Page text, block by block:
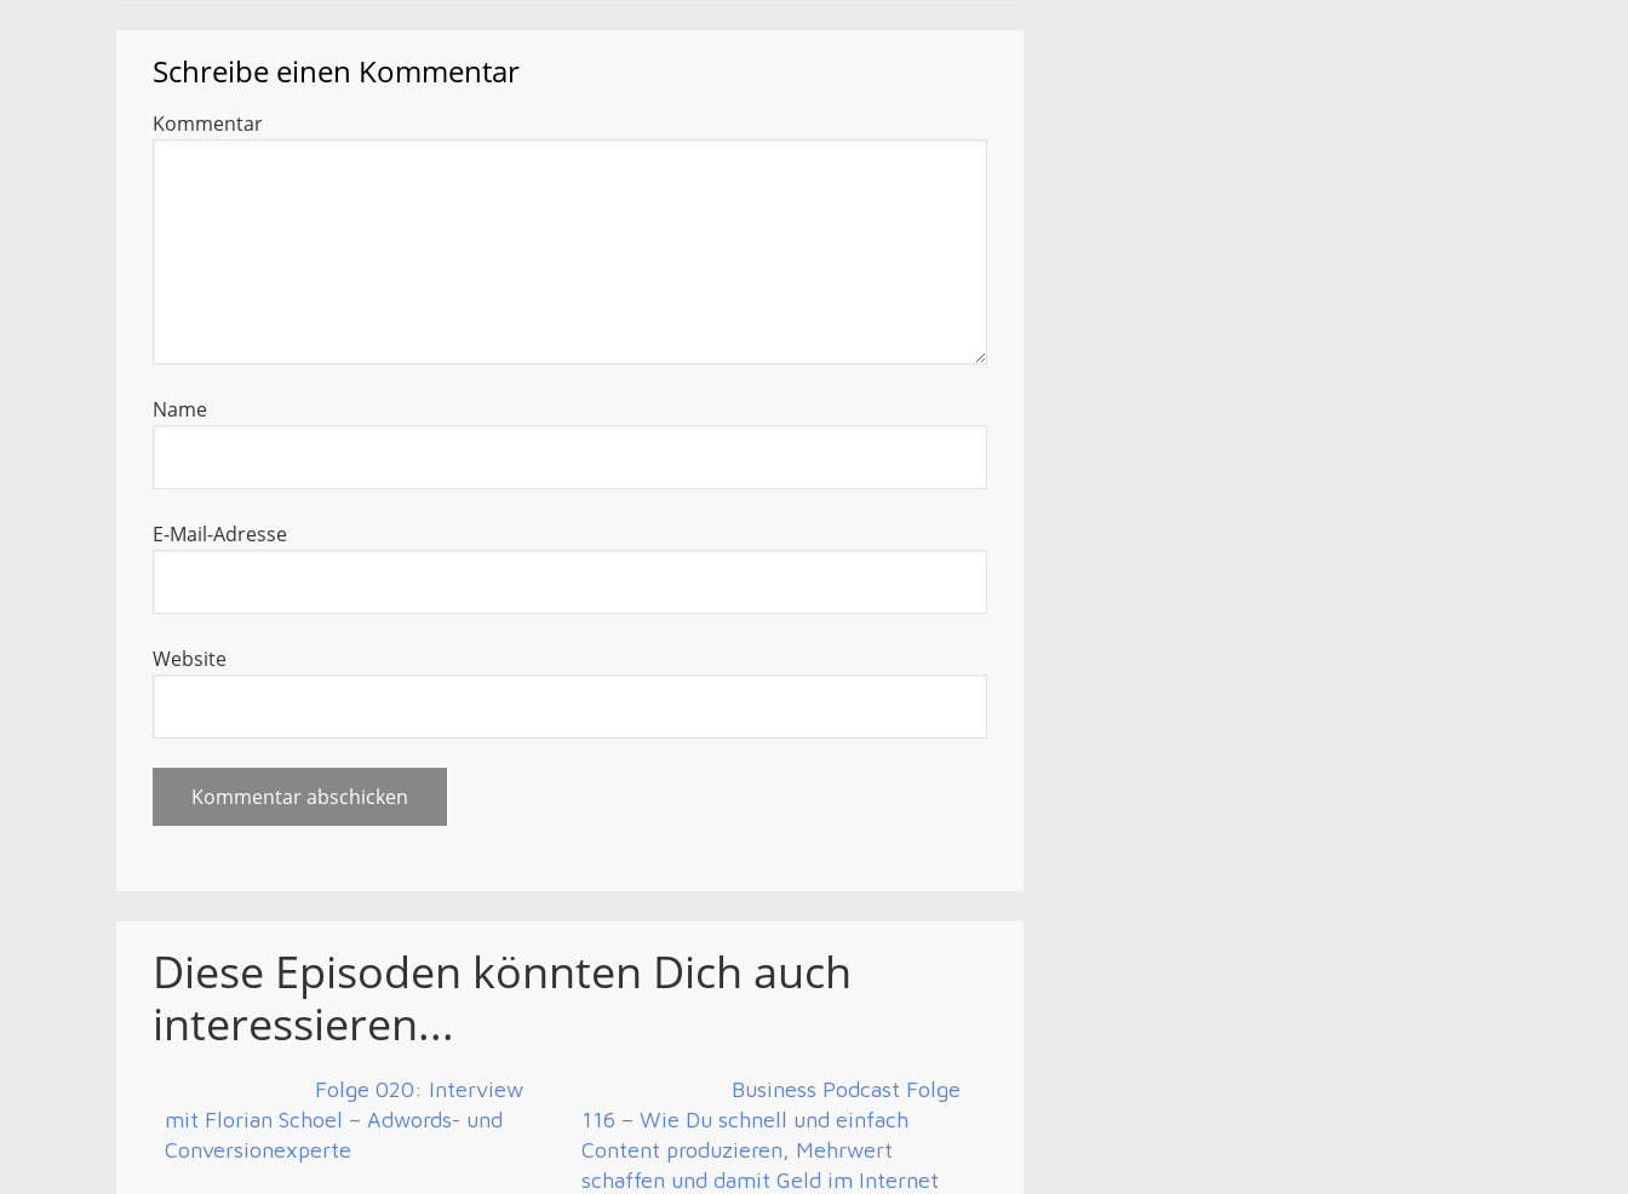
Schreibe einen Kommentar
Kommentar
Name
E-Mail-Adresse
Website
Diese Episoden könnten Dich auch
interessieren...
Folge 020: Interview
mit Florian Schoel – Adwords- und
Conversionexperte
Business Podcast Folge
116 – Wie Du schnell und einfach
Content produzieren, Mehrwert
schaffen und damit Geld im Internet